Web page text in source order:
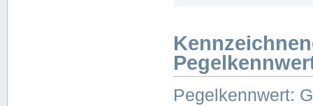
Pegelkennwert: